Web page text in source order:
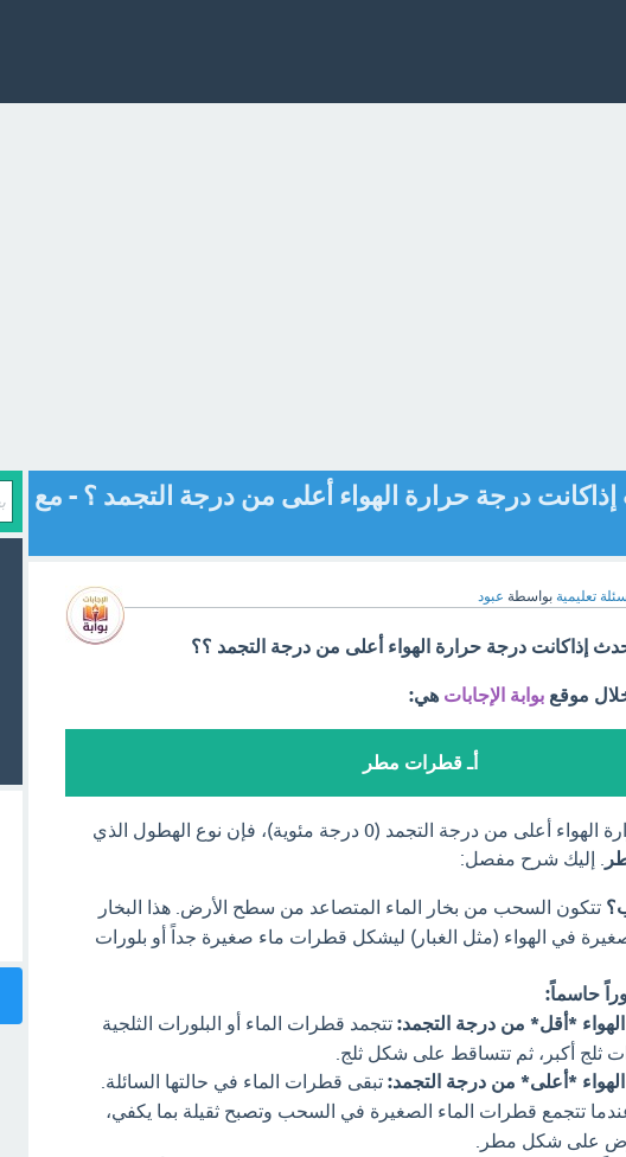
درجة حرارة الهواء أعلى من درجة التجمد ؟ - مع
أسئلة تعليمية بواسطة عبود
إذاكانت درجة حرارة الهواء أعلى من درجة التجمد ؟؟
موقع بوابة الإجابات هي:
أـ قطرات مطر
عندما تكون درجة حرارة الهواء أعلى من درجة التجمد (0 درجة مئوية)، فإن نوع الهطول الذي
. إليك شرح مفصل:
تتكون السحب من بخار الماء المتصاعد من سطح الأرض. هذا البخار
في الهواء (مثل الغبار) ليشكل قطرات ماء صغيرة جداً أو بلورات
حاسماً:
*أقل* من درجة التجمد: تتجمد قطرات الماء أو البلورات الثلجية
ثلج أكبر، ثم تتساقط على شكل ثلج.
*أعلى* من درجة التجمد: تبقى قطرات الماء في حالتها السائلة.
تتجمع قطرات الماء الصغيرة في السحب وتصبح ثقيلة بما يكفي،
على شكل مطر.